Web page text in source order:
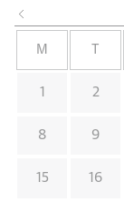
M
1 2
8 9
15 16